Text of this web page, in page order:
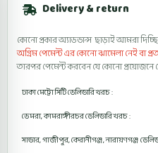
Delivery & return
কোনো প্রকার অ্যাডভান্স ছাড়াই আমরা দিচ্ছি
অগ্রিম পেমেন্ট এর কোনো ঝামেলা নেই বা
তারপর পেমেন্ট করবেন যে কোনো
ঢাকা মেট্রো সিটি ডেলিভারি খরচ :
ডেমরা, কামরাঙ্গীরচর ডেলিভারি খরচ :
সাভার, গাজীপুর, কেরানীগঞ্জ, নারায়ণগঞ্জ